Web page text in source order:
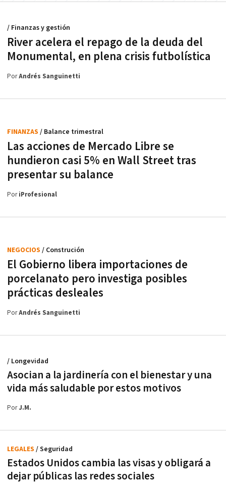
River acelera el repago de la deuda del
Monumental, en plena crisis futbolística
/ Finanzas y gestión
PorAndrés Sanguinetti
Las acciones de Mercado Libre se
hundieron casi 5% en Wall Street tras
presentar su balance
FINANZAS / Balance trimestral
PoriProfesional
El Gobierno libera importaciones de
porcelanato pero investiga posibles
prácticas desleales
NEGOCIOS / Construción
PorAndrés Sanguinetti
Asocian a la jardinería con el bienestar y una
vida más saludable por estos motivos
/ Longevidad
PorJ.M.
Estados Unidos cambia las visas y obligará a
dejar públicas las redes sociales
LEGALES / Seguridad